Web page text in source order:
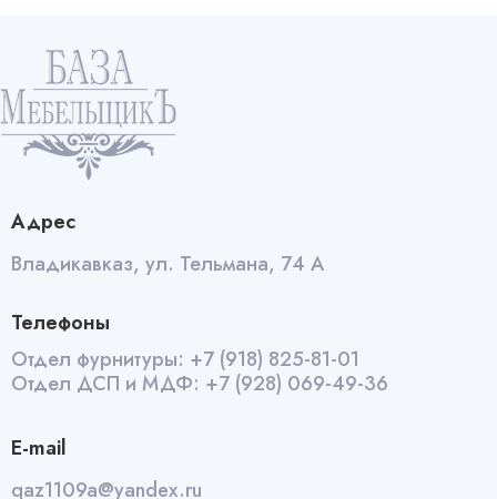
quantity
Адрес
Владикавказ, ул. Тельмана, 74 А
Телефоны
Отдел фурнитуры: +7 (918) 825-81-01
Отдел ДСП и МДФ: +7 (928) 069-49-36
E-mail
qaz1109a@yandex.ru